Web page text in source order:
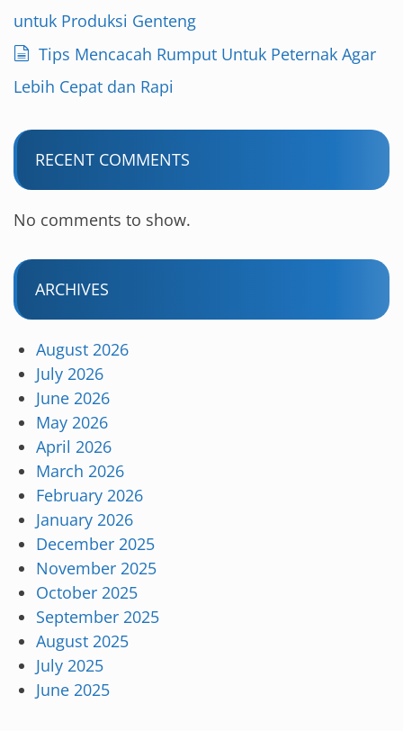
untuk Produksi Genteng
Tips Mencacah Rumput Untuk Peternak Agar
Lebih Cepat dan Rapi
RECENT COMMENTS
No comments to show.
ARCHIVES
August 2026
July 2026
June 2026
May 2026
April 2026
March 2026
February 2026
January 2026
December 2025
November 2025
October 2025
September 2025
August 2025
July 2025
June 2025